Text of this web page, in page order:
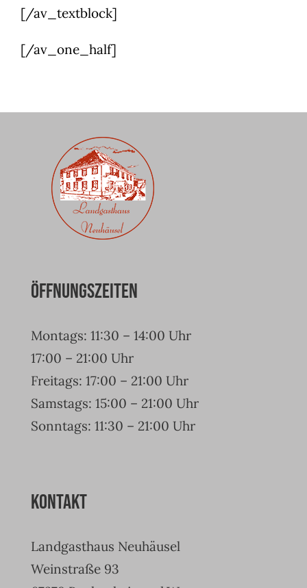
[/av_textblock]
[/av_one_half]
Öffnungszeiten
Montags: 11:30 – 14:00 Uhr
17:00 – 21:00 Uhr
Freitags: 17:00 – 21:00 Uhr
Samstags: 15:00 – 21:00 Uhr
Sonntags: 11:30 – 21:00 Uhr
Kontakt
Landgasthaus Neuhäusel
Weinstraße 93